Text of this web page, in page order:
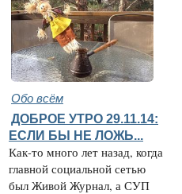
Обо всём
ДОБРОЕ УТРО 29.11.14:
ЕСЛИ БЫ НЕ ЛОЖЬ...
Как-то много лет назад, когда
главной социальной сетью
был Живой Журнал, а СУП